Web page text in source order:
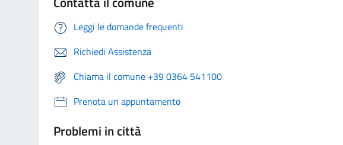
Leggi le domande frequenti
Richiedi Assistenza
Chiama il comune +39 0364 541100
Prenota un appuntamento
Problemi in città